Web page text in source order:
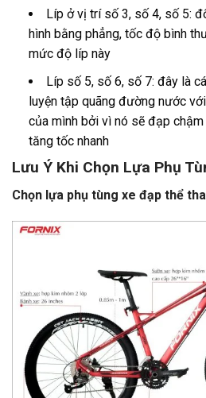
Líp ở vị trí số 3, số 4, số 5:
hình bằng phẳng, tốc độ bình
mức độ líp này
Líp số 5, số 6, số 7: đây là
luyện tập quãng đường nước
của mình bởi vì nó sẽ đạp
tăng tốc nhanh
Lưu Ý Khi Chọn Lựa Phụ
Chọn lựa phụ tùng xe đạp thể